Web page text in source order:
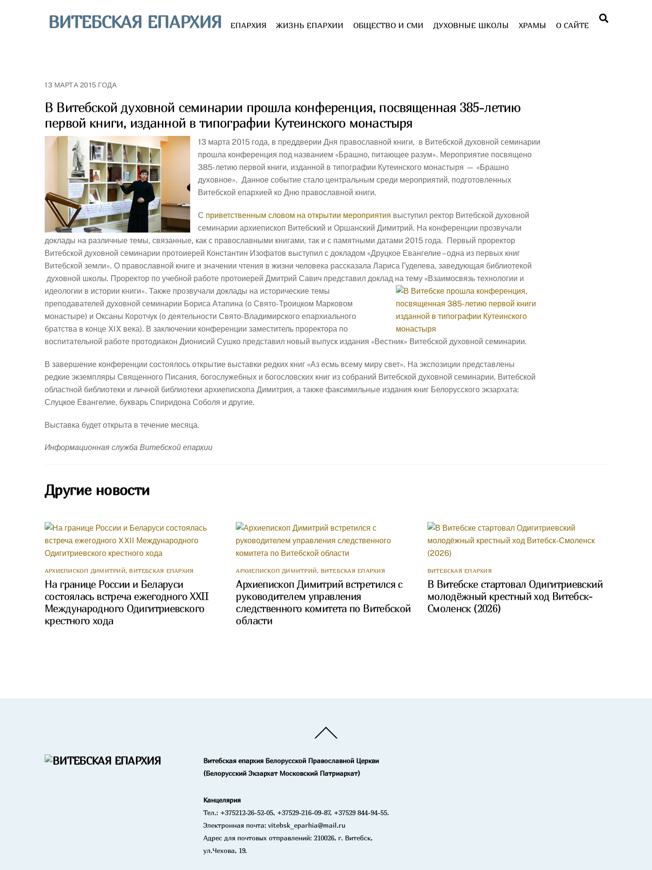
ВИТЕБСКАЯ ЕПАРХИЯ ЕПАРХИЯ ЖИЗНЬ ЕПАРХИИ ОБЩЕСТВО И СМИ ДУХОВНЫЕ ШКОЛЫ ХРАМЫ О САЙТЕ
13 МАРТА 2015 ГОДА
В Витебской духовной семинарии прошла конференция, посвященная 385-летию
первой книги, изданной в типографии Кутеинского монастыря
13 марта 2015 года, в преддверии Дня православной книги, в Витебской духовной семинарии
прошла конференция под названием «Брашно, питающее разум». Мероприятие посвящено
385-летию первой книги, изданной в типографии Кутеинского монастыря — «Брашно
духовное». Данное событие стало центральным среди мероприятий, подготовленных
Витебской епархией ко Дню православной книги.
С приветственным словом на открытии мероприятия выступил ректор Витебской духовной
семинарии архиепископ Витебский и Оршанский Димитрий. На конференции прозвучали
доклады на различные темы, связанные, как с православными книгами, так и с памятными датами 2015 года. Первый проректор
Витебской духовной семинарии протоиерей Константин Изофатов выступил с докладом «Друцкое Евангелие – одна из первых книг
Витебской земли». О православной книге и значении чтения в жизни человека рассказала Лариса Гуделева, заведующая библиотекой
духовной школы. Проректор по учебной работе протоиерей Дмитрий Савич представил доклад на тему «Взаимосвязь технологии и
идеологии в истории книги». Также прозвучали доклады на исторические темы
преподавателей духовной семинарии Бориса Атапина (о Свято-Троицком Марковом
монастыре) и Оксаны Коротчук (о деятельности Свято-Владимирского епархиального
братства в конце XIX века). В заключении конференции заместитель проректора по
воспитательной работе протодиакон Дионисий Сушко представил новый выпуск издания «Вестник» Витебской духовной семинарии.
В завершение конференции состоялось открытие выставки редких книг «Аз есмь всему миру свет». На экспозиции представлены
редкие экземпляры Священного Писания, богослужебных и богословских книг из собраний Витебской духовной семинарии, Витебской
областной библиотеки и личной библиотеки архиепископа Димитрия, а также факсимильные издания книг Белорусского экзархата:
Слуцкое Евангелие, букварь Спиридона Соболя и другие.
Выставка будет открыта в течение месяца.
Информационная служба Витебской епархии
Другие новости
АРХИЕПИСКОП ДИМИТРИЙ, ВИТЕБСКАЯ ЕПАРХИЯ
На границе России и Беларуси
состоялась встреча ежегодного XXII
Международного Одигитриевского
крестного хода
АРХИЕПИСКОП ДИМИТРИЙ, ВИТЕБСКАЯ ЕПАРХИЯ
Архиепископ Димитрий встретился с
руководителем управления
следственного комитета по Витебской
области
ВИТЕБСКАЯ ЕПАРХИЯ
В Витебске стартовал Одигитриевский
молодёжный крестный ход Витебск-
Смоленск (2026)
To
Витебская епархия Белорусской Православной Церкви
(Белорусский Экзархат Московский Патриархат)
Канцелярия
Тел.: +375212-26-52-05, +37529-216-09-87, +37529 844-94-55.
Электронная почта: vitebsk_eparhia@mail.ru
Адрес для почтовых отправлений: 210026, г. Витебск,
ул.Чехова, 19.